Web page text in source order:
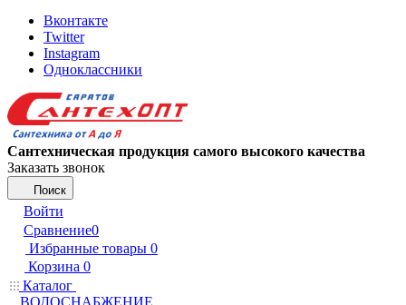
Вконтакте
Twitter
Instagram
Одноклассники
Сантехническая продукция самого высокого качества
Заказать звонок
Поиск
Войти
Сравнение0
Избранные товары 0
Корзина 0
Каталог
ВОДОСНАБЖЕНИЕ